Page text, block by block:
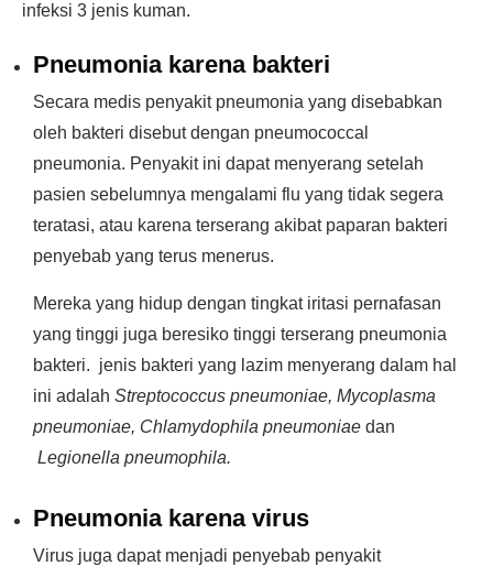
infeksi 3 jenis kuman.
Pneumonia karena bakteri
Secara medis penyakit pneumonia yang disebabkan
oleh bakteri disebut dengan pneumococcal
pneumonia. Penyakit ini dapat menyerang setelah
pasien sebelumnya mengalami flu yang tidak segera
teratasi, atau karena terserang akibat paparan bakteri
penyebab yang terus menerus.
Mereka yang hidup dengan tingkat iritasi pernafasan
yang tinggi juga beresiko tinggi terserang pneumonia
bakteri. jenis bakteri yang lazim menyerang dalam hal
ini adalah Streptococcus pneumoniae, Mycoplasma
pneumoniae, Chlamydophila pneumoniae dan
Legionella pneumophila.
Pneumonia karena virus
Virus juga dapat menjadi penyebab penyakit